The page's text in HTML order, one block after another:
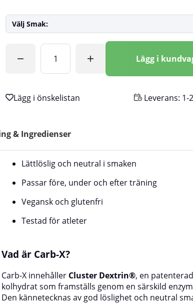
Välj Smak:
Lägg i
Leverans: 1-
& Ingredienser
Lättlöslig och neutral i smaken
Passar före, under och efter träning
Vegansk och glutenfri
Testad för atleter
Vad är Carb-X?
Carb-X innehåller Cluster Dextrin®, en
kolhydrat som framställs genom en särskild
Den kännetecknas av god löslighet och neutral